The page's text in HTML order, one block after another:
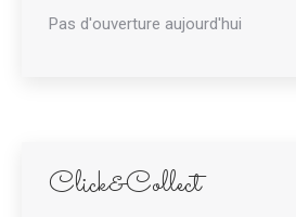
Pas d'ouverture aujourd'hui
Click&Collect